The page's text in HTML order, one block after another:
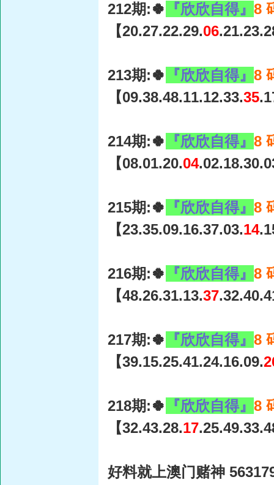
212期:🍀 『欣欣自得』 8
【20.27.22.29.06
213期:🍀 『欣欣自得』 8
【09.38.48.11.12.33.35
214期:🍀 『欣欣自得』 8
【08.01.20.04
215期:🍀 『欣欣自得』 8
【23.35.09.16.37.03.14
216期:🍀 『欣欣自得』 8
【48.26.31.13.37
217期:🍀 『欣欣自得』 8
【39.15.25.41.24.16.09.
218期:🍀 『欣欣自得』 8
【32.43.28.17
好料就上澳门赌神